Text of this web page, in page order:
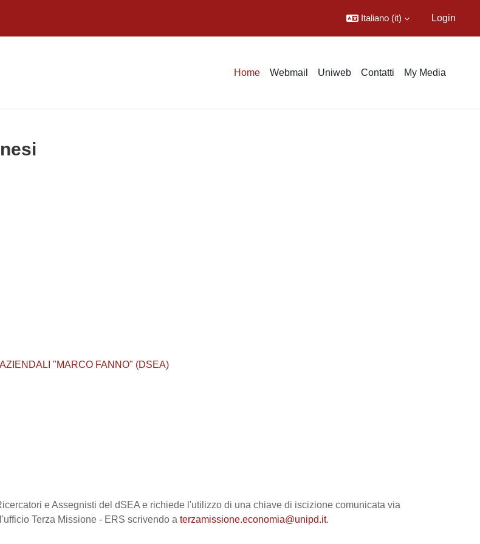
Italiano ‎(it)‎ Login
Home Webmail Uniweb Contatti My Media
"MARCO FANNO" (DSEA)
e Assegnisti del dSEA e richiede l'utilizzo di una chiave di iscizione comunicata via
Terza Missione - ERS scrivendo a terzamissione.economia@unipd.it.